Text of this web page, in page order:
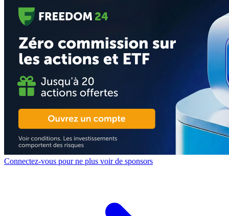
Connectez-vous pour ne plus voir de sponsors